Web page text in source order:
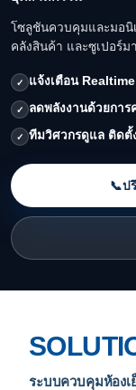
โซลูชันควบคุมและมอนิ
คลังสินค้า และซูเปอร์ม
✓ แจ้งเตือน
✓ ลดพลังงานด้วยกา
✓ ทีมวิศวกรดูแล ติดตั้
📞ป
ระบบควบคุมห้อง